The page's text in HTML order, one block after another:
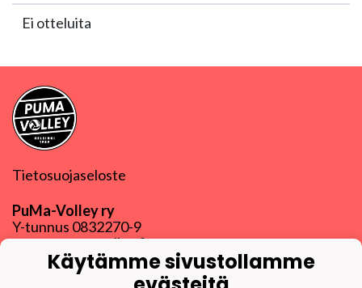
Ei otteluita
Tietosuojaseloste
PuMa-Volley ry
Y-tunnus 0832270-9
puma@puma-volley.fi
Linkki muihin yhteystietoihin
Käytämme sivustollamme